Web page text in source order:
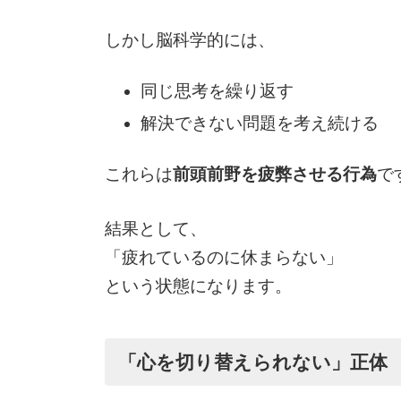
しかし脳科学的には、
同じ思考を繰り返す
解決できない問題を考え続ける
これらは前頭前野を疲弊させる行為で
結果として、
「疲れているのに休まらない」
という状態になります。
「心を切り替えられない」正体